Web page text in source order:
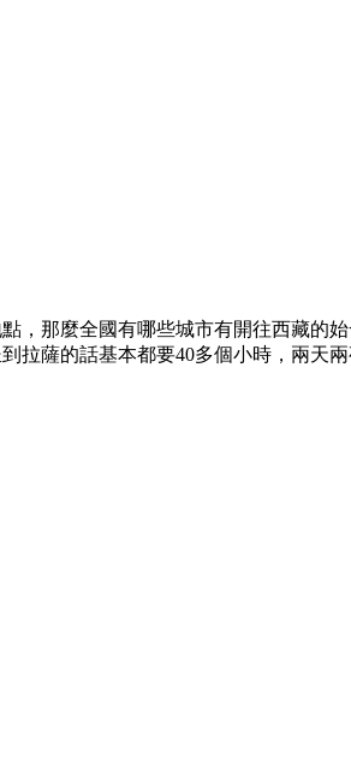
，那麼全國有哪些城市有開往西藏的始
薩的話基本都要40多個小時，兩天